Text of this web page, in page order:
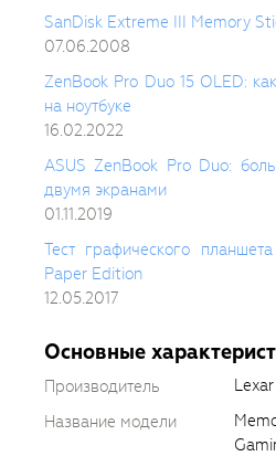
SanDisk Extreme III Memory
07.06.2008
ZenBook Pro Duo 15 OLED:
на ноутбуке
16.02.2022
ASUS ZenBook Pro Duo:
двумя экранами
01.11.2019
Тест графического
Paper Edition
12.05.2017
Основные
Производитель
Lexar
Название модели